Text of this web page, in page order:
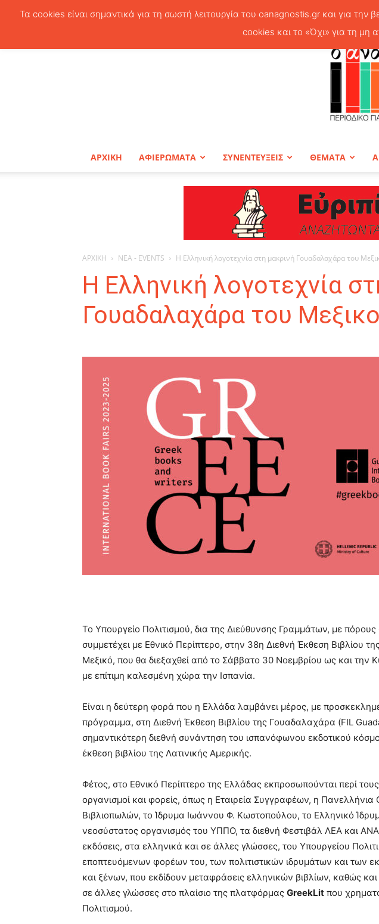
ΑΡΧΙΚΗ ΑΦΙΕΡΩΜΑΤΑ ΣΥΝΕΝΤΕΥΞΕΙΣ ΘΕΜΑΤΑ
ΑΡΧΙΚΗ ΝΕΑ - EVENTS Η Ελληνική λογοτεχνία στη μακρινή Γουαδαλαχάρα του
Η Ελληνική λογοτεχνία
Γουαδαλαχάρα του
Το Υπουργείο Πολιτισμού, δια της Διεύθυνσης Γραμμάτων, με
συμμετέχει με Εθνικό Περίπτερο, στην 38η Διεθνή Έκθεση Βιβλίου
Μεξικό, που θα διεξαχθεί από το Σάββατο 30 Νοεμβρίου ως και την
με επίτιμη καλεσμένη χώρα την Ισπανία.
Είναι η δεύτερη φορά που η Ελλάδα λαμβάνει μέρος, με
πρόγραμμα, στη Διεθνή Έκθεση Βιβλίου της Γουαδαλαχάρα (FIL
σημαντικότερη διεθνή συνάντηση του ισπανόφωνου εκδοτικού
έκθεση βιβλίου της Λατινικής Αμερικής.
Φέτος, στο Εθνικό Περίπτερο της Ελλάδας εκπροσωπούνται περί τους
οργανισμοί και φορείς, όπως η Εταιρεία Συγγραφέων, η
Βιβλιοπωλών, το Ίδρυμα Ιωάννου Φ. Κωστοπούλου, το Ελληνικό
νεοσύστατος οργανισμός του ΥΠΠΟ, τα διεθνή Φεστιβάλ ΛΕΑ και
εκδόσεις, στα ελληνικά και σε άλλες γλώσσες, του Υπουργείου
εποπτευόμενων φορέων του, των πολιτιστικών ιδρυμάτων και των
και ξένων, που εκδίδουν μεταφράσεις ελληνικών βιβλίων, καθώς
σε άλλες γλώσσες στο πλαίσιο της πλατφόρμας GreekLit που
Πολιτισμού.
Τα cookies είναι σημαντικά για τη σωστή λειτουργία του oanagnostis.gr και για την
cookies και το «Όχι» για τη μη